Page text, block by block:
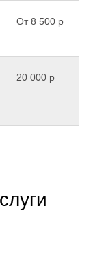
От 8 500 р
20 000 р